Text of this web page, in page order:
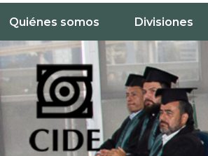
Quiénes somos Divisiones